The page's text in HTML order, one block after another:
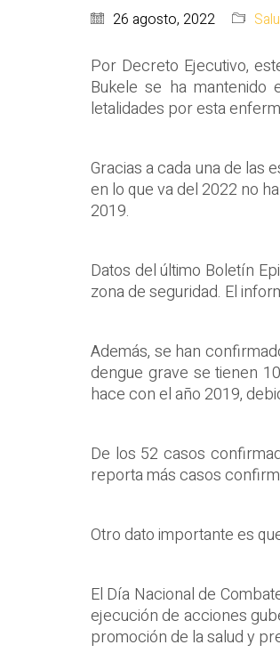
26 agosto, 2022
Por Decreto Ejecutivo,
Bukele se ha
letalidades por esta
Gracias a cada una de las
en lo que va del 2022 no
2019.
Datos del último Boletín
zona de seguridad. El
Además, se han
dengue grave se tienen
hace con el año 2019,
De los 52 casos
reporta más casos
Otro dato importante es
El Día Nacional de
ejecución de acciones
promoción de la salud y